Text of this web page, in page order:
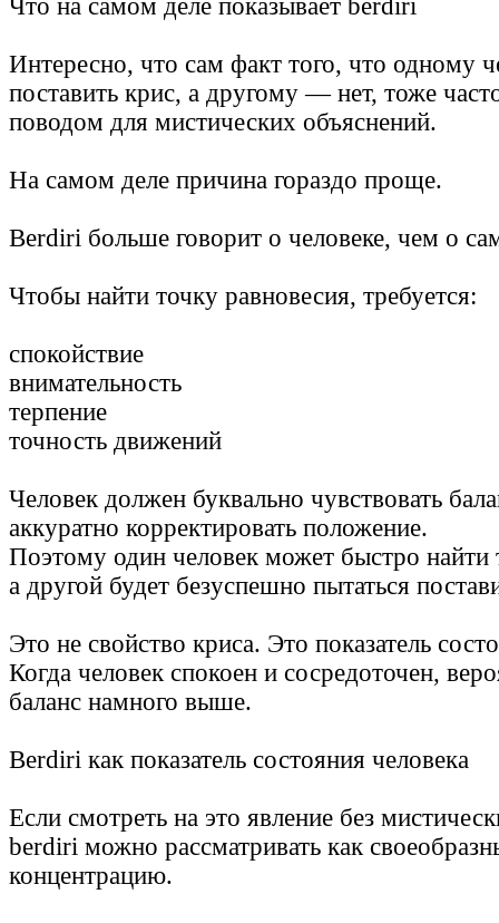
Что на самом деле показывает berdiri
Интересно, что сам факт того, что одному
поставить крис, а другому — нет, тоже
поводом для мистических объяснений.
На самом деле причина гораздо проще.
Berdiri больше говорит о человеке, чем о
Чтобы найти точку равновесия, требуется:
спокойствие
внимательность
терпение
точность движений
Человек должен буквально чувствовать
аккуратно корректировать положение.
Поэтому один человек может быстро найти
а другой будет безуспешно пытаться
Это не свойство криса. Это показатель
Когда человек спокоен и сосредоточен,
баланс намного выше.
Berdiri как показатель состояния человека
Если смотреть на это явление без
berdiri можно рассматривать как
концентрацию.